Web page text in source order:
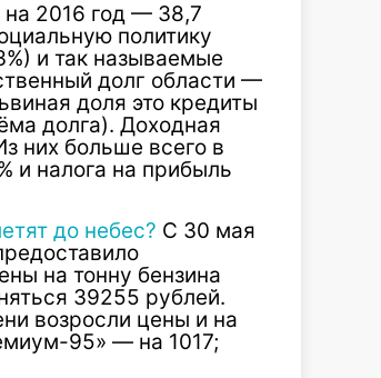
на 2016 год — 38,7
политику
и так называемые
долг области —
доля это кредиты
долга). Доходная
них больше всего в
и налога на прибыль
до небес? C 30 мая
на тонну бензина
39255 рублей.
возросли цены и на
95» — на 1017;